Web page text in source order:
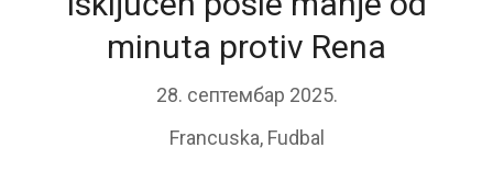
minuta protiv Rena
28. септембар 2025.
Francuska, Fudbal